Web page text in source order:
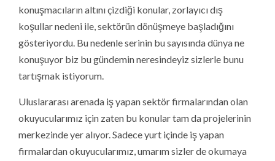
konuşmacıların altını çizdiği konular, zorlayıcı dış
koşullar nedeni ile, sektörün dönüşmeye başladığını
gösteriyordu. Bu nedenle serinin bu sayısında dünya ne
konuşuyor biz bu gündemin neresindeyiz sizlerle bunu
tartışmak istiyorum.
Uluslararası arenada iş yapan sektör firmalarından olan
okuyucularımız için zaten bu konular tam da projelerinin
merkezinde yer alıyor. Sadece yurt içinde iş yapan
firmalardan okuyucularımız, umarım sizler de okumaya